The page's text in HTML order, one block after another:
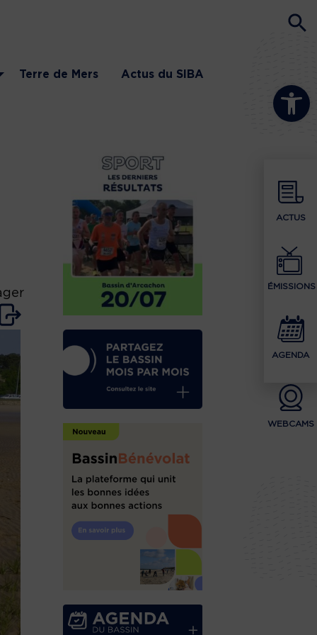
Ouvrir la
ACTUS
ÉMISSIONS
AGENDA
WEBCAMS
Terre de Mers Actus du SIBA